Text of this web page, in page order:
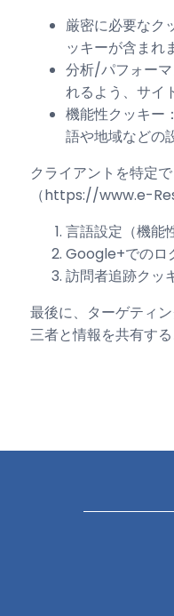
厳密に必要なク
ッキーが含まれ
分析/パフォー
れるよう、サイ
機能性クッキー
語や地域などの
クライアントを特定
（https://www.e-
言語設定（機能
Google+でのロ
訪問者追跡クッ
最後に、ターゲティ
三者と情報を共有す